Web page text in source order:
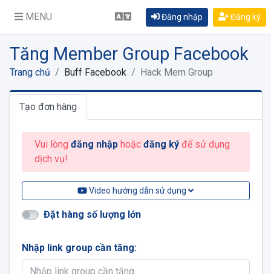
MENU Đăng nhập Đăng ký
Tăng Member Group Facebook
Trang chủ Buff Facebook Hack Mem Group
Tạo đơn hàng
Vui lòng đăng nhậphoặc đăng kýđể sử dụng
dịch vụ!
Video hướng dẫn sử dụng
Đặt hàng số lượng lớn
Nhập link group cần tăng: